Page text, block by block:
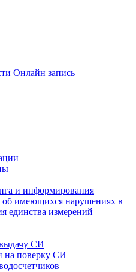
Онлайн запись
и информирования
об имеющихся нарушениях в
единства измерений
СИ
на поверку СИ